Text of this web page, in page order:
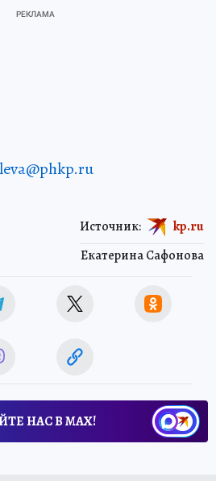
Екатерина Сафонова
Источник: kp.ru
НАС В МАХ!